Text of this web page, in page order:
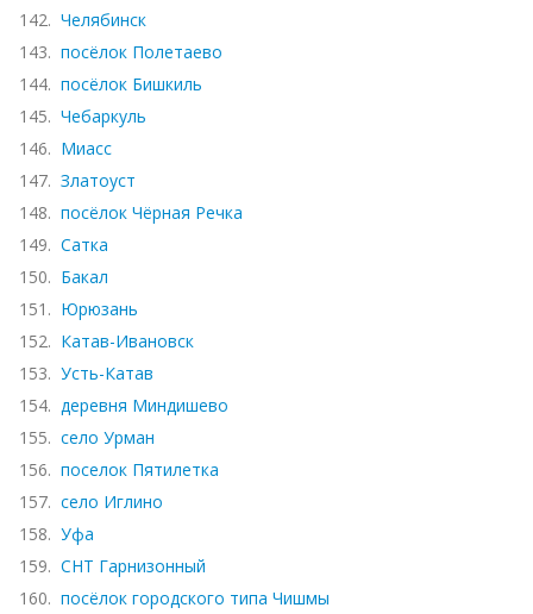
142. Челябинск
143. посёлок Полетаево
144. посёлок Бишкиль
145. Чебаркуль
146. Миасс
147. Златоуст
148. посёлок Чёрная Речка
149. Сатка
150. Бакал
151. Юрюзань
152. Катав-Ивановск
153. Усть-Катав
154. деревня Миндишево
155. село Урман
156. поселок Пятилетка
157. село Иглино
158. Уфа
159. СНТ Гарнизонный
160. посёлок городского типа Чишмы